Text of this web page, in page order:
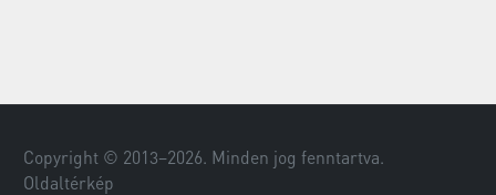
Copyright © 2013–2026. Minden jog fenntartva.
Oldaltérkép